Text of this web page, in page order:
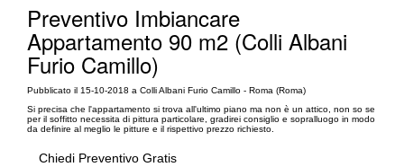
Preventivo Imbiancare
Appartamento 90 m2 (Colli Albani
Furio Camillo)
Pubblicato il 15-10-2018 a Colli Albani Furio Camillo - Roma (Roma)
Si precisa che l'appartamento si trova all'ultimo piano ma non è un attico, non so se
per il soffitto necessita di pittura particolare, gradirei consiglio e sopralluogo in modo
da definire al meglio le pitture e il rispettivo prezzo richiesto.
Chiedi Preventivo Gratis